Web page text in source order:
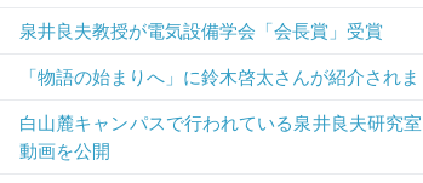
泉井良夫教授が電気設備学会「会長賞」受賞
「物語の始まりへ」に鈴木啓太さんが紹介されま
白山麓キャンパスで行われている泉井良夫研究
動画を公開